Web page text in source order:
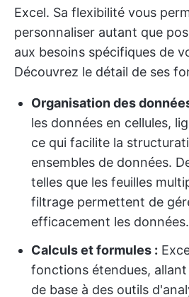
Excel. Sa flexibilité vous
personnaliser autant que
aux besoins spécifiques de
Découvrez le détail de ses
Organisation des
les données en cellules,
ce qui facilite la
ensembles de données.
telles que les feuilles
filtrage permettent de
efficacement les données.
Calculs et formules :
fonctions étendues,
de base à des outils